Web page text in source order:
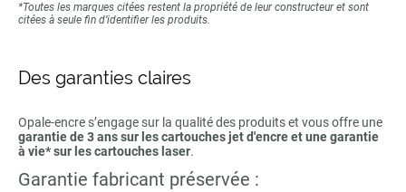
*Toutes les marques citées restent la propriété de leur constructeur et sont
citées à seule fin d’identifier les produits.
Des garanties claires
Opale-encre s’engage sur la qualité des produits et vous offre une
garantie de 3 ans sur les cartouches jet d'encre et une garantie
à vie* sur les cartouches laser.
Garantie fabricant préservée :